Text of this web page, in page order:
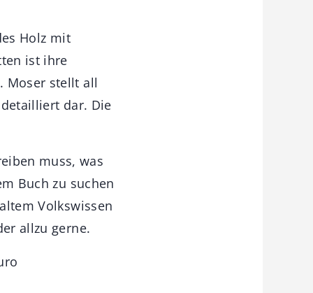
Holz mit
ist ihre
Moser stellt all
dar. Die
muss, was
Buch zu suchen
Volkswissen
allzu gerne.